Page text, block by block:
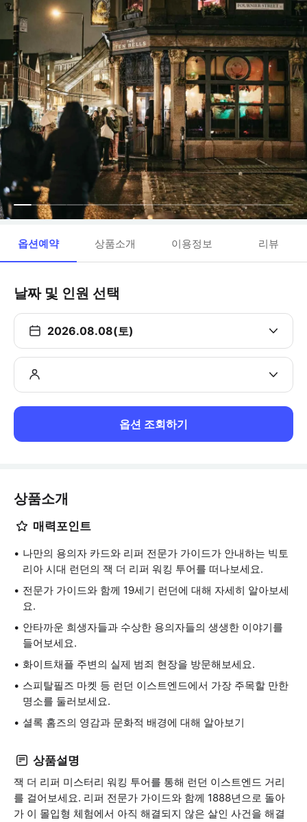
옵션예약 상품소개 이용정보 리뷰
날짜 및 인원 선택
2026.08.08(토)
옵션 조회하기
상품소개
매력포인트
나만의 용의자 카드와 리퍼 전문가 가이드가 안내하는 빅토
리아 시대 런던의 잭 더 리퍼 워킹 투어를 떠나보세요.
전문가 가이드와 함께 19세기 런던에 대해 자세히 알아보세
요.
안타까운 희생자들과 수상한 용의자들의 생생한 이야기를
들어보세요.
화이트채플 주변의 실제 범죄 현장을 방문해보세요.
스피탈필즈 마켓 등 런던 이스트엔드에서 가장 주목할 만한
명소를 둘러보세요.
셜록 홈즈의 영감과 문화적 배경에 대해 알아보기
상품설명
잭 더 리퍼 미스터리 워킹 투어를 통해 런던 이스트엔드 거리
를 걸어보세요. 리퍼 전문가 가이드와 함께 1888년으로 돌아
가 이 몰입형 체험에서 아직 해결되지 않은 살인 사건을 해결